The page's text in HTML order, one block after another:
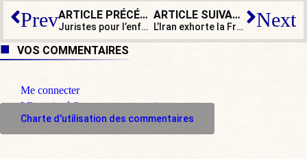
Prev ARTICLE PRÉCÉDENT
Juristes pour l’enfance demande à la Justice le retrait du tableau à caractère pédo-pornographique
ARTICLE SUIVANT
L’Iran exhorte la France à « écouter son peuple » : il fallait oser ! Next
VOS COMMENTAIRES
Me connecter
M'inscrire à l'espace commentaire
Charte d'utilisation des commentaires